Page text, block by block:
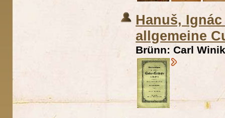
Hanuš,
allgemeine
Brünn: Carl